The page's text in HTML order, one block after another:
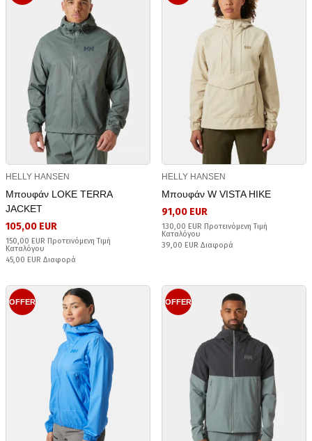
HELLY HANSEN
Μπουφάν LOKE TERRA
JACKET
105,00 EUR
150,00 EUR Προτεινόμενη Τιμή
Καταλόγου
45,00 EUR Διαφορά
HELLY HANSEN
Μπουφάν W VISTA HIKE
91,00 EUR
130,00 EUR Προτεινόμενη Τιμή
Καταλόγου
39,00 EUR Διαφορά
OFFER OFFER